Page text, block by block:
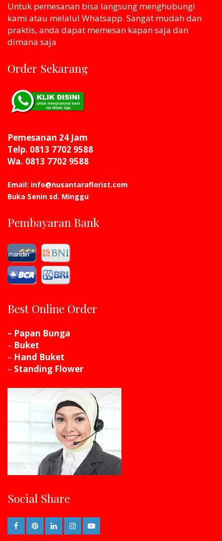
Untuk pemesanan bisa langsung menghubungi
kami atau melaluI Whatsapp. Sangat mudah dan
praktis, anda dapat memesan kapan saja dan
dimana saja
Order Sekarang
Pemesanan 24 Jam
Telp. 0813 7702 9588
Wa. 0813 7702 9588
Email: info@nusantaraflorist.com
Buka Senin sd. Minggu
Pembayaran Bank
Best Online Order
– Papan Bunga
– Buket
– Hand Buket
– Standing Flower
Social Share